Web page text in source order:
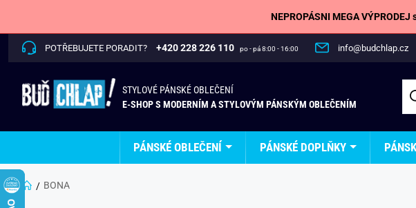
NEPROPÁSNI MEGA
POTŘEBUJETE PORADIT? +420 228 226 110 po - pá 8:00 - 16:00 info@budchlap.cz
STYLOVÉ PÁNSKÉ OBLEČENÍ
E-SHOP S MODERNÍM A STYLOVÝM PÁNSKÝM OBLEČENÍM
PÁNSKÉ OBLEČENÍ PÁNSKÉ DOPLŇKY
BONA